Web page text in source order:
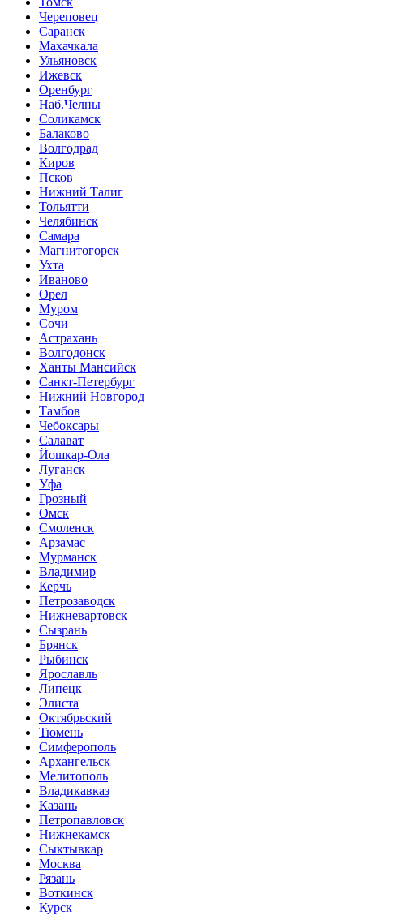
Череповец
Саранск
Махачкала
Ульяновск
Ижевск
Оренбург
Наб.Челны
Соликамск
Балаково
Волгодрад
Киров
Псков
Нижний Талиг
Тольятти
Челябинск
Самара
Магнитогорск
Ухта
Иваново
Орел
Муром
Сочи
Астрахань
Волгодонск
Ханты Мансийск
Санкт-Петербург
Нижний Новгород
Тамбов
Чебоксары
Салават
Йошкар-Ола
Луганск
Уфа
Грозный
Омск
Смоленск
Арзамас
Мурманск
Владимир
Керчь
Петрозаводск
Нижневартовск
Сызрань
Брянск
Рыбинск
Ярославль
Липецк
Элиста
Октябрьский
Тюмень
Симферополь
Архангельск
Мелитополь
Владикавказ
Казань
Петропавловск
Нижнекамск
Сыктывкар
Москва
Рязань
Воткинск
Курск